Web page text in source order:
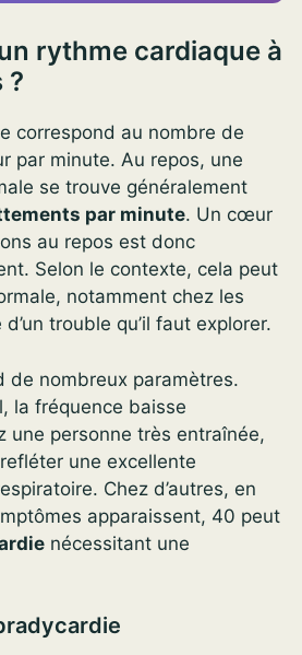
rythme cardiaque à
?
correspond au nombre de
par minute. Au repos, une
se trouve généralement
par minute. Un cœur
au repos est donc
Selon le contexte, cela peut
notamment chez les
trouble qu’il faut explorer.
de nombreux paramètres.
la fréquence baisse
une personne très entraînée,
une excellente
Chez d’autres, en
apparaissent, 40 peut
nécessitant une